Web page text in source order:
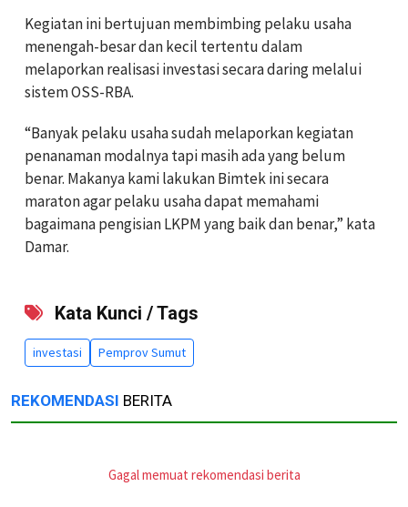
Kegiatan ini bertujuan membimbing pelaku usaha
menengah-besar dan kecil tertentu dalam
melaporkan realisasi investasi secara daring melalui
sistem OSS-RBA.
“Banyak pelaku usaha sudah melaporkan kegiatan
penanaman modalnya tapi masih ada yang belum
benar. Makanya kami lakukan Bimtek ini secara
maraton agar pelaku usaha dapat memahami
bagaimana pengisian LKPM yang baik dan benar,” kata
Damar.
Kata Kunci / Tags
investasi Pemprov Sumut
REKOMENDASI BERITA
Gagal memuat rekomendasi berita